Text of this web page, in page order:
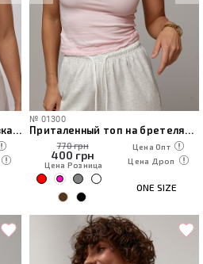
Трикотажная майка-борцовка с пуговицами на горловине
№ 01300
Приталенный топ на бретелях с кружевом
770 грн
400 грн
Цена Розница
Цена Опт
Цена Дроп
ONE SIZE